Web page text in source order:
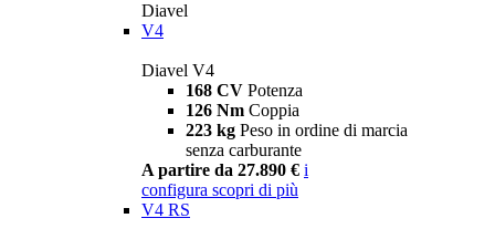
Diavel
V4
Diavel V4
168 CV Potenza
126 Nm Coppia
223 kg Peso in ordine di marcia
senza carburante
A partire da 27.890 € i
configura scopri di più
V4 RS